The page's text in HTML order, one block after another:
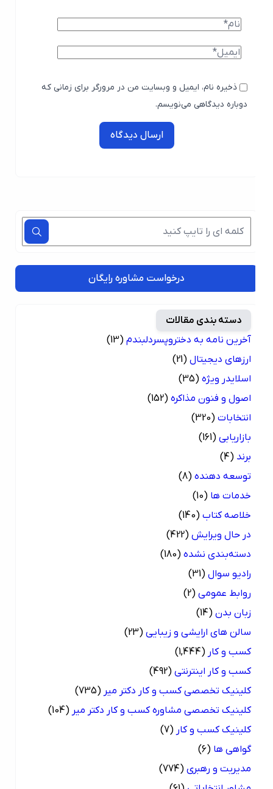
ذخیره نام، ایمیل و وبسایت من در مرورگر برای زمانی که
دوباره دیدگاهی می‌نویسم.
ارسال دیدگاه
درخواست مشاوره رایگان
دسته بندی مقالات
آخرین نامه به دختروپسردلبندم (13)
ارزهای دیجیتال (21)
اسلایدر ویژه (35)
اصول و فنون مذاکره (152)
انتخابات (320)
بازاریابی (161)
(4)
توسعه دهنده (8)
خدمات ها (10)
خلاصه کتاب (140)
در حال ویرایش (422)
دسته‌بندی نشده (180)
رادیو سوال (31)
روابط عمومی (2)
زبان بدن (14)
سالن های ارایشی و زیبایی (23)
کسب و کار (1,444)
کسب و کار اینترنتی (492)
کلینیک تخصصی کسب و کار دکتر میر (735)
کلینیک تخصصی مشاوره کسب و کار دکتر میر (104)
کلینیک کسب و کار (7)
گواهی ها (6)
مدیریت و رهبری (774)